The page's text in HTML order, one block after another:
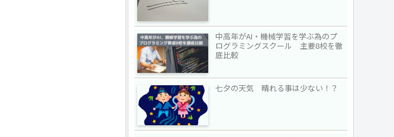
中高年がAI・機械学習を学ぶ為のプ
ログラミングスクール 主要8校を徹
底比較
七夕の天気 晴れる事は少ない！？